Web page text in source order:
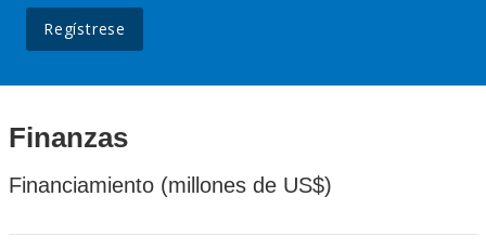
Regístrese
Finanzas
Financiamiento (millones de US$)